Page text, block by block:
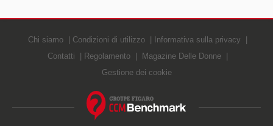
Chi siamo Condizioni di utilizzo
Informativa sulla privacy
Contatti
Regolamento
Magazine Delle Donne
Gestione dei cookie